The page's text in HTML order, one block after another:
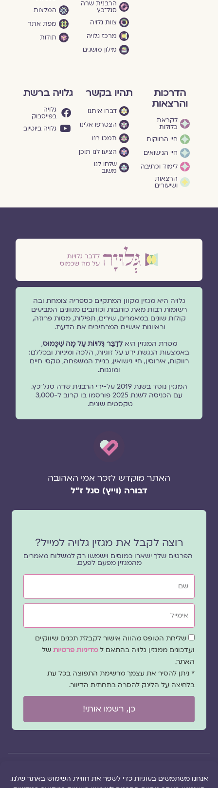
הרבנית שרה
סגל־כץ
צוות גלויה
מרכז גלויה
מילון מושגים
המלצות
מפת אתר
תודות
הדרכות
והרצאות
לקראת
כלולות
חיי הרווקות
חיי הנישואים
לימוד וכתיבה
הרצאות
ושיעורים
תהיו בקשר
דברו איתנו
הצטרפו אלינו
תמכו בנו
הציעו לנו תוכן
שלחו לנו
משוב
גלויה ברשת
גלויה
בפייסבוק
גלויה ביוטיוב
גלויה היא מגזין מקוון המתקיים כספריה צומחת ובה
רשומות רבות מאת כותבות וכותבים מגוונים המביעים
קולות שונים במאמרים, שירים, תפילות, מסות פרוזה,
וראיונות אישיים המרחיבים את הדעת.
מטרת המגזין היאלְדַבֵּר גְּלוּיוֹת עַל מָה שֶׁכָּמוּס,
באמצעות הנגשת ידע על זוגיות, הלכה ומיניות ובכללם:
רווקות, אירוסין, חיי נישואין, בניית המשפחה, טקסי חיים
ומוגנוּת.
המגזין נוסד בשנת 2019 על-ידי הרבנית שרה סגל־כץ.
עם הכניסה לשנת 2025 פורסמו בו קרוב ל-3,000
טקסטים שונים.
האתר מוקדש לזכר אמי האהובה
דבורה (וייץ) סגל ז"ל
רוצה לקבל את מגזין גלויה למייל?
הפרטים שלך ישארו כמוסים וישמשו רק למשלוח מאמרים
מהמגזין מפעם לפעם.
שם
אימייל
שדה
הסכמה
שליחת הטופס מהווה אישור לקבלת תכנים שיווקיים
ועדכונים ממגזין גלויה בהתאם למדיניות פרטיות של
האתר.
* ניתן להסיר את עצמך מרשימת התפוצה בכל עת
בלחיצה על הלינק להסרה בתחתית הדיוור.
כן, רשמו אותי!
הזכויות של מגזין
של
הוקם ב ❤ על ידי –